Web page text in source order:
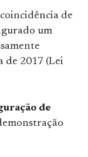
de
um
de 2017 (Lei
de